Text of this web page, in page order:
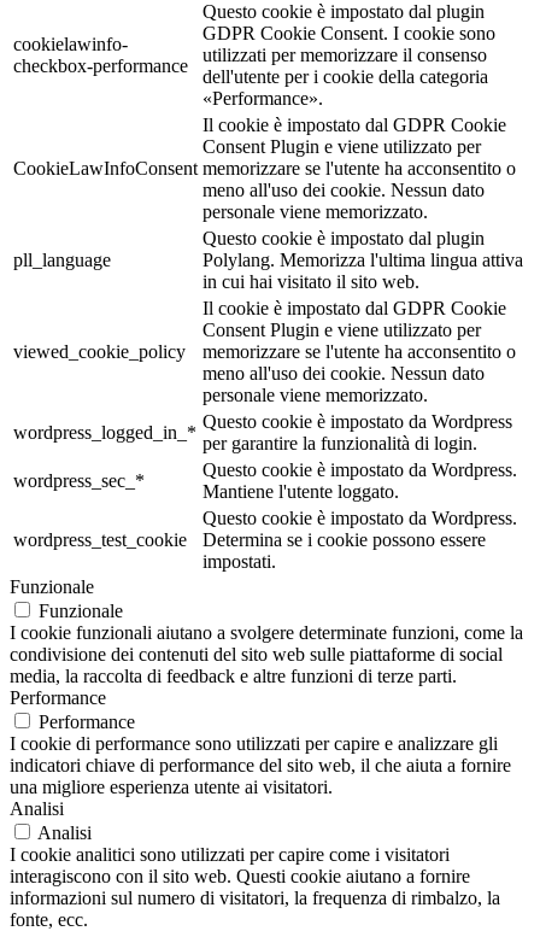
cookielawinfo-
checkbox-performance
Questo cookie è impostato dal plugin
GDPR Cookie Consent. I cookie sono
utilizzati per memorizzare il consenso
dell'utente per i cookie della categoria
«Performance».
CookieLawInfoConsent
Il cookie è impostato dal GDPR Cookie
Consent Plugin e viene utilizzato per
memorizzare se l'utente ha acconsentito o
meno all'uso dei cookie. Nessun dato
personale viene memorizzato.
pll_language
Questo cookie è impostato dal plugin
Polylang. Memorizza l'ultima lingua attiva
in cui hai visitato il sito web.
viewed_cookie_policy
Il cookie è impostato dal GDPR Cookie
Consent Plugin e viene utilizzato per
memorizzare se l'utente ha acconsentito o
meno all'uso dei cookie. Nessun dato
personale viene memorizzato.
wordpress_logged_in_*
Questo cookie è impostato da Wordpress
per garantire la funzionalità di login.
wordpress_sec_*
Questo cookie è impostato da Wordpress.
Mantiene l'utente loggato.
wordpress_test_cookie
Questo cookie è impostato da Wordpress.
Determina se i cookie possono essere
impostati.
Funzionale
Funzionale
I cookie funzionali aiutano a svolgere determinate funzioni, come la
condivisione dei contenuti del sito web sulle piattaforme di social
media, la raccolta di feedback e altre funzioni di terze parti.
Performance
Performance
I cookie di performance sono utilizzati per capire e analizzare gli
indicatori chiave di performance del sito web, il che aiuta a fornire
una migliore esperienza utente ai visitatori.
Analisi
Analisi
I cookie analitici sono utilizzati per capire come i visitatori
interagiscono con il sito web. Questi cookie aiutano a fornire
informazioni sul numero di visitatori, la frequenza di rimbalzo, la
fonte, ecc.